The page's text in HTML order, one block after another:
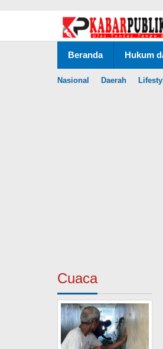
konten
Beranda Hukum
Nasional Daerah
Cuaca